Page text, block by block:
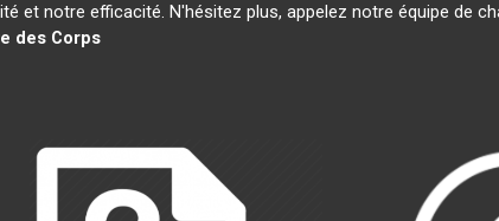
et notre efficacité. N'hésitez plus, appelez notre équipe de
des Corps